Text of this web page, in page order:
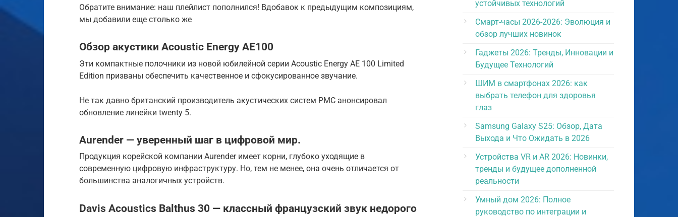
Обратите внимание: наш плейлист пополнился! Вдобавок к предыдущим композициям,
мы добавили еще столько же
Обзор акустики Acoustic Energy AE100
Эти компактные полочники из новой юбилейной серии Acoustic Energy АЕ 100 Limited
Edition призваны обеспечить качественное и сфокусированное звучание.
Не так давно британский производитель акустических систем PMC анонсировал
обновление линейки twenty 5.
Aurender — уверенный шаг в цифровой мир.
Продукция корейской компании Aurender имеет корни, глубоко уходящие в
современную цифровую инфраструктуру. Но, тем не менее, она очень отличается от
большинства аналогичных устройств.
Davis Acoustics Balthus 30 — классный французский звук недорого
устойчивых технологий
Смарт-часы 2026-2026: Эволюция и
обзор лучших новинок
Гаджеты 2026: Тренды, Инновации и
Будущее Технологий
ШИМ в смартфонах 2026: как
выбрать телефон для здоровья
глаз
Samsung Galaxy S25: Обзор, Дата
Выхода и Что Ожидать в 2026
Устройства VR и AR 2026: Новинки,
тренды и будущее дополненной
реальности
Умный дом 2026: Полное
руководство по интеграции и